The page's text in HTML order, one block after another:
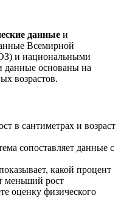
данные и
Всемирной
и национальными
данные основаны на
возрастов.
в сантиметрах и возраст
сопоставляет данные с
какой процент
меньший рост
оценку физического